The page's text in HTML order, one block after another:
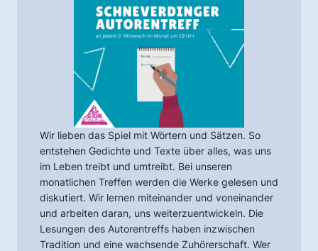
Wir lieben das Spiel mit Wörtern und Sätzen. So
entstehen Gedichte und Texte über alles, was uns
im Leben treibt und umtreibt. Bei unseren
monatlichen Treffen werden die Werke gelesen und
diskutiert. Wir lernen miteinander und voneinander
und arbeiten daran, uns weiterzuentwickeln. Die
Lesungen des Autorentreffs haben inzwischen
Tradition und eine wachsende Zuhörerschaft. Wer